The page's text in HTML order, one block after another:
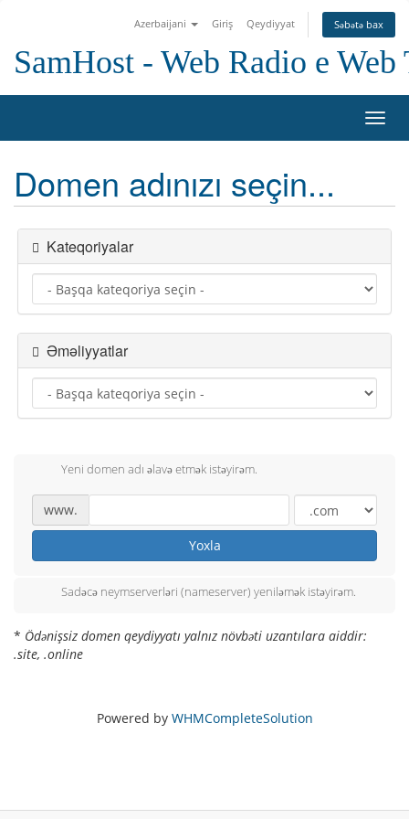
Azerbaijani Giriş Qeydiyyat Səbətə bax
SamHost - Web Radio e
keçid
Domen adınızı seçin...
Kateqoriyalar
Əməliyyatlar
Yeni domen adı əlavə etmək istəyirəm.
www.
Yoxla
Sadəcə neymserverləri (nameserver) yeniləmək istəyirəm.
* Ödənişsiz domen qeydiyyatı yalnız növbəti uzantılara aiddir:
.site, .online
Powered by WHMCompleteSolution